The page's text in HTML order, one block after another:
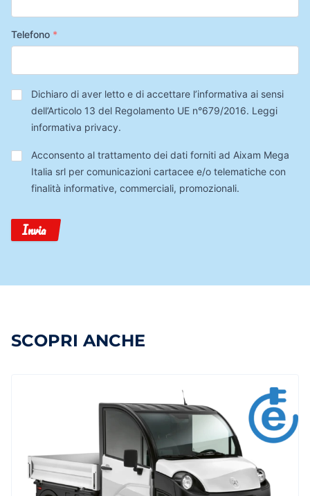
Telefono *
Privacy*
Dichiaro di aver letto e di accettare l’informativa ai sensi
dell’Articolo 13 del Regolamento UE n°679/2016. Leggi
informativa privacy.
Trattamento
Dati
Acconsento al trattamento dei dati forniti ad Aixam Mega
Italia srl per comunicazioni cartacee e/o telematiche con
finalità informative, commerciali, promozionali.
Invia
SCOPRI ANCHE